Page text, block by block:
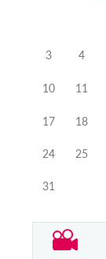
3 4
10 11
17 18
24 25
31